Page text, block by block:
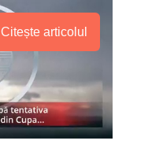
Citește articolul